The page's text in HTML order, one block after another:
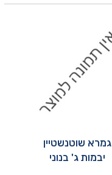
גמרא שוטנשטיין
יבמות ג' בנוני